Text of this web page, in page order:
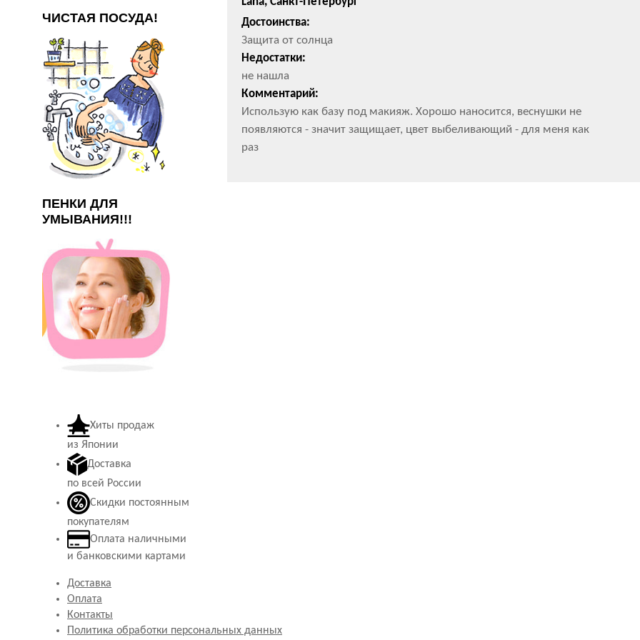
ЧИСТАЯ ПОСУДА!
ПЕНКИ ДЛЯ
УМЫВАНИЯ!!!
Достоинства:
Защита от солнца
Недостатки:
не нашла
Комментарий:
Использую как базу под макияж. Хорошо наносится, веснушки не
появляются - значит защищает, цвет выбеливающий - для меня как
раз
Хиты продаж
из Японии
Доставка
по всей России
Скидки постоянным
покупателям
Оплата наличными
и банковскими картами
Доставка
Оплата
Контакты
Политика обработки персональных данных